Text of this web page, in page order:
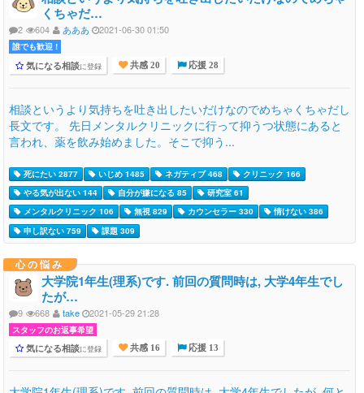
くちゃだ…
2 604 あああ 2021-06-30 01:50
誰でも歓迎 !
気になる相談に登録 共感 20 応援 28
相談というより気持ちを吐き出したいだけなのでめちゃくちゃだし
長文です。 先日メンタルクリニックに行って抑うつ状態にあると
言われ、薬を飲み始めました。そこで抑う...
死にたい 2877 いじめ 1485 ネガティブ 468
クリニック 166
やる気が出ない 144
自分が嫌になる 85
研究室 61
メンタルクリニック 106
無視 829 カウンセラー 330
情けない 386
申し訳ない 759
課題 309
心の悩み
大学院1年生(理系)です. 前回の質問時は, 大学4年生でし
たが…
9 668 take 2021-05-29 21:28
スタッフのお返事希望
気になる相談に登録 共感 16 応援 13